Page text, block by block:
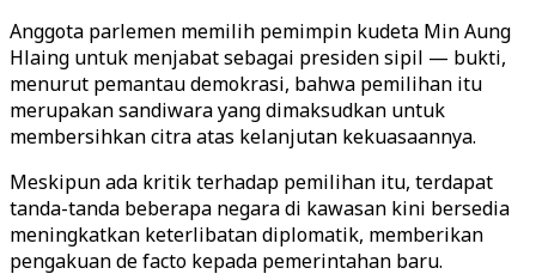
Anggota parlemen memilih pemimpin kudeta Min Aung
Hlaing untuk menjabat sebagai presiden sipil — bukti,
menurut pemantau demokrasi, bahwa pemilihan itu
merupakan sandiwara yang dimaksudkan untuk
membersihkan citra atas kelanjutan kekuasaannya.
Meskipun ada kritik terhadap pemilihan itu, terdapat
tanda-tanda beberapa negara di kawasan kini bersedia
meningkatkan keterlibatan diplomatik, memberikan
pengakuan de facto kepada pemerintahan baru.